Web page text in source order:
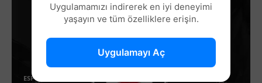
ESPOR
Uygulamamızı indirerek en iyi deneyimi
yaşayın ve tüm özelliklere erişin.
Uygulamayı Aç